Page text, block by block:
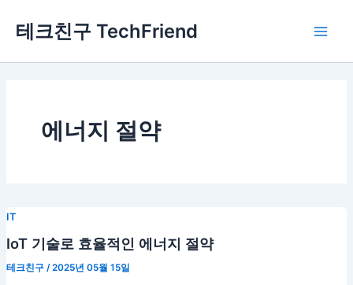
로
테크친구 TechFriend
에너지 절약
IT
IoT 기술로 효율적인 에너지 절약
테크친구 /2025년 05월 15일